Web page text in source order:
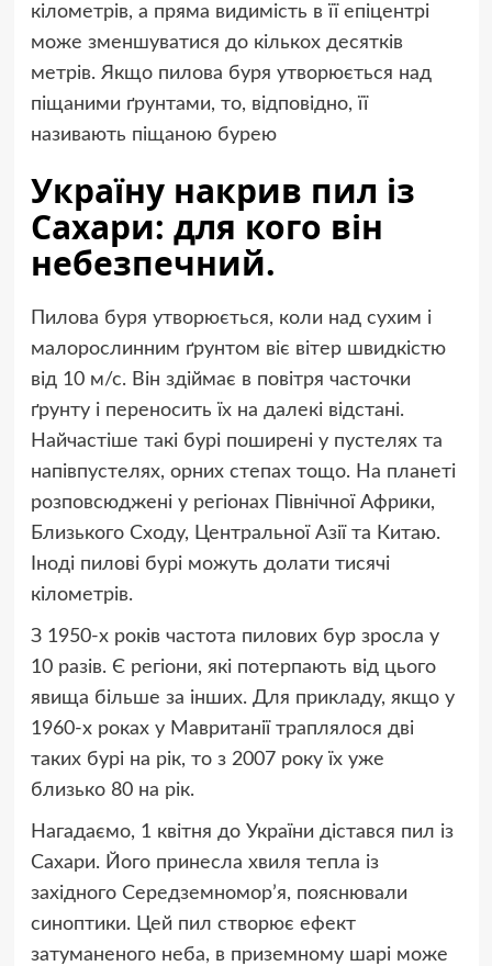
кілометрів, а пряма видимість в її епіцентрі
може зменшуватися до кількох десятків
метрів. Якщо пилова буря утворюється над
піщаними ґрунтами, то, відповідно, її
називають піщаною бурею
Україну накрив пил із
Сахари: для кого він
небезпечний.
Пилова буря утворюється, коли над сухим і
малорослинним ґрунтом віє вітер швидкістю
від 10 м/с. Він здіймає в повітря часточки
ґрунту і переносить їх на далекі відстані.
Найчастіше такі бурі поширені у пустелях та
напівпустелях, орних степах тощо. На планеті
розповсюджені у регіонах Північної Африки,
Близького Сходу, Центральної Азії та Китаю.
Іноді пилові бурі можуть долати тисячі
кілометрів.
З 1950-х років частота пилових бур зросла у
10 разів. Є регіони, які потерпають від цього
явища більше за інших. Для прикладу, якщо у
1960-х роках у Мавританії траплялося дві
таких бурі на рік, то з 2007 року їх уже
близько 80 на рік.
Нагадаємо, 1 квітня до України дістався пил із
Сахари. Його принесла хвиля тепла із
західного Середземномор’я, пояснювали
синоптики. Цей пил створює ефект
затуманеного неба, в приземному шарі може